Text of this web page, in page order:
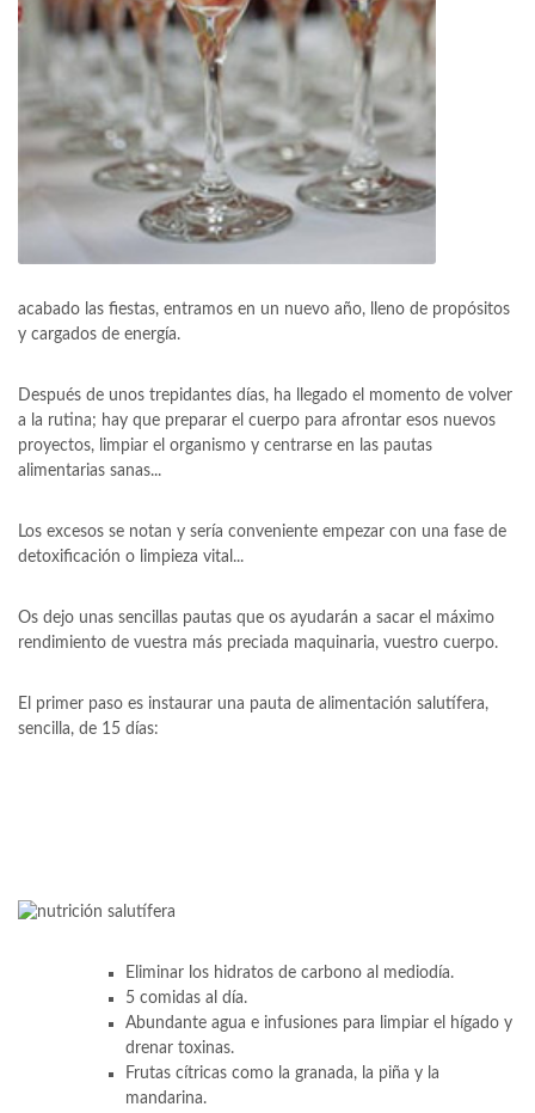
acabado las fiestas, entramos en un nuevo año, lleno de propósitos
y cargados de energía.
Después de unos trepidantes días, ha llegado el momento de volver
a la rutina; hay que preparar el cuerpo para afrontar esos nuevos
proyectos, limpiar el organismo y centrarse en las pautas
alimentarias sanas...
Los excesos se notan y sería conveniente empezar con una fase de
detoxificación o limpieza vital...
Os dejo unas sencillas pautas que os ayudarán a sacar el máximo
rendimiento de vuestra más preciada maquinaria, vuestro cuerpo.
El primer paso es instaurar una pauta de alimentación salutífera,
sencilla, de 15 días:
Eliminar los hidratos de carbono al mediodía.
5 comidas al día.
Abundante agua e infusiones para limpiar el hígado y
drenar toxinas.
Frutas cítricas como la granada, la piña y la
mandarina.